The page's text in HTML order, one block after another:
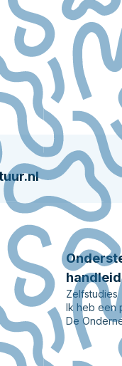
Zelfstudies
Ik heb een
De